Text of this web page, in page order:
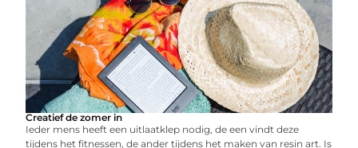
Creatief de zomer in
Ieder mens heeft een uitlaatklep nodig, de een vindt deze
tijdens het fitnessen, de ander tijdens het maken van resin art. Is